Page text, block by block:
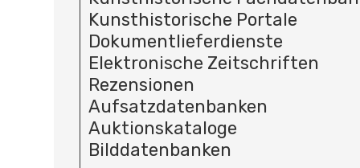
Kunsthistorische Portale
Dokumentlieferdienste
Elektronische Zeitschriften
Rezensionen
Aufsatzdatenbanken
Auktionskataloge
Bilddatenbanken